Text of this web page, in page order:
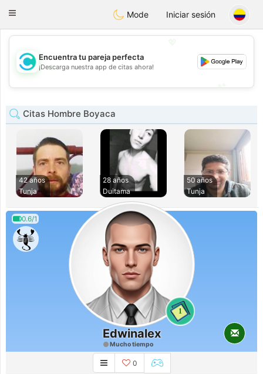
olombiaCitas
Toggle
Mode Iniciar sesión
💖
💕
Encuentra tu pareja perfecta
¡Descarga nuestra app de citas ahora!
Citas Hombre Boyaca
42 años
Tunja
28 años
Duitama
50 años
Tunja
0.6/1
1
Edwinalex
Mucho tiempo
0